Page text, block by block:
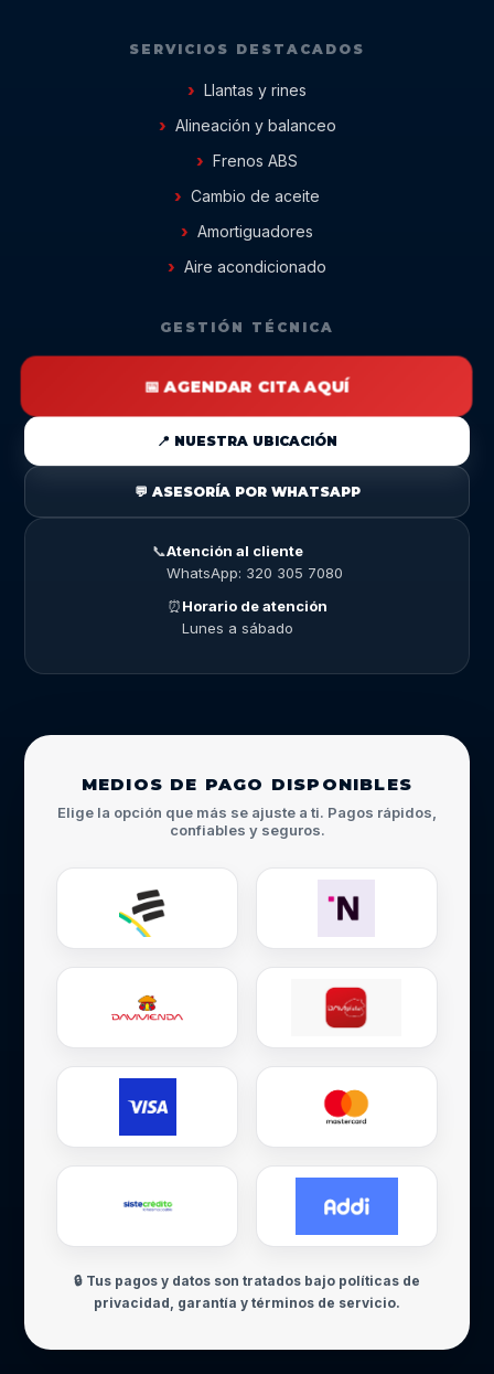
SERVICIOS DESTACADOS
Llantas y rines
Alineación y balanceo
Frenos ABS
Cambio de aceite
Amortiguadores
Aire acondicionado
GESTIÓN TÉCNICA
📅 AGENDAR CITA AQUÍ
📍 NUESTRA UBICACIÓN
💬 ASESORÍA POR WHATSAPP
📞Atención al cliente
WhatsApp: 320 305 7080
⏰Horario de atención
Lunes a sábado
MEDIOS DE PAGO DISPONIBLES
Elige la opción que más se ajuste a ti. Pagos rápidos,
confiables y seguros.
🔒 Tus pagos y datos son tratados bajo políticas de
privacidad, garantía y términos de servicio.